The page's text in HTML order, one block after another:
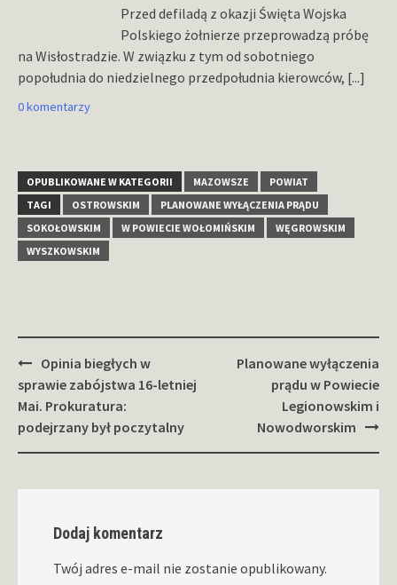
Przed defiladą z okazji Święta Wojska
Polskiego żołnierze przeprowadzą próbę
na Wisłostradzie. W związku z tym od sobotniego
popołudnia do niedzielnego przedpołudnia kierowców, [...]
0 komentarzy
OPUBLIKOWANE W KATEGORII MAZOWSZE
POWIAT
TAGI
OSTROWSKIM
PLANOWANE WYŁĄCZENIA PRĄDU
SOKOŁOWSKIM
W POWIECIE WOŁOMIŃSKIM
WĘGROWSKIM
WYSZKOWSKIM
Zobacz
wpisy
Opinia biegłych w
sprawie zabójstwa 16-letniej
Mai. Prokuratura:
podejrzany był poczytalny
Planowane wyłączenia
prądu w Powiecie
Legionowskim i
Nowodworskim
Dodaj komentarz
Twój adres e-mail nie zostanie opublikowany.